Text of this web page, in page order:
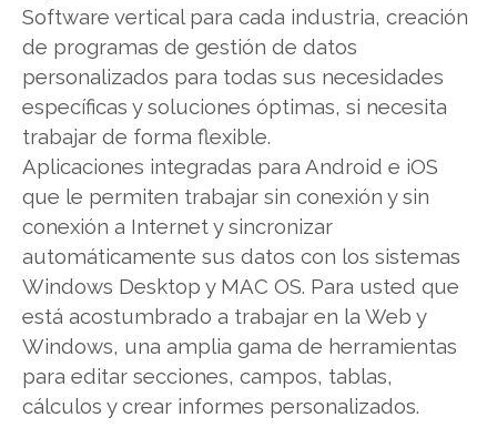
Software vertical para cada industria, creación
de programas de gestión de datos
personalizados para todas sus necesidades
específicas y soluciones óptimas, si necesita
trabajar de forma flexible.
Aplicaciones integradas para Android e iOS
que le permiten trabajar sin conexión y sin
conexión a Internet y sincronizar
automáticamente sus datos con los sistemas
Windows Desktop y MAC OS. Para usted que
está acostumbrado a trabajar en la Web y
Windows, una amplia gama de herramientas
para editar secciones, campos, tablas,
cálculos y crear informes personalizados.